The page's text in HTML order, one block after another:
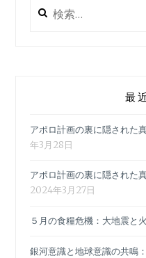
索:
最
アポロ計画の裏に隠された
年3月28日
アポロ計画の裏に隠された
2024年3月27日
５月の食糧危機：大地震と
銀河意識と地球意識の共鳴